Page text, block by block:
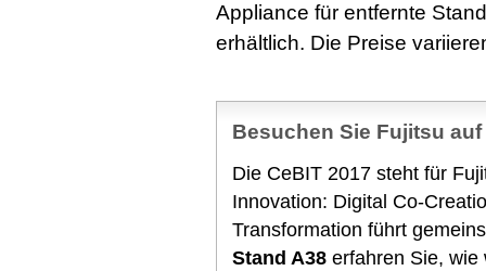
Appliance für entfernte
erhältlich. Die Preise
Besuchen Sie Fujitsu auf
Die CeBIT 2017 steht für
Innovation: Digital Co-
Transformation führt
Stand A38 erfahren Sie, wie